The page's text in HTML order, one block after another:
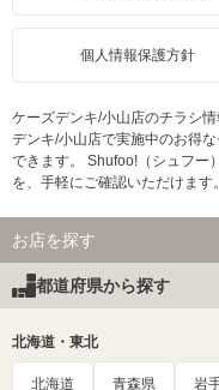
個人情報保護方針
ケーズデンキ/小山店のチラシ
デンキ/小山店で実施中のお得
できます。 Shufoo!（シュフー
を、手軽にご確認いただけます
お店を探す
都道府県から探す
北海道・東北
北海道 青森県 岩